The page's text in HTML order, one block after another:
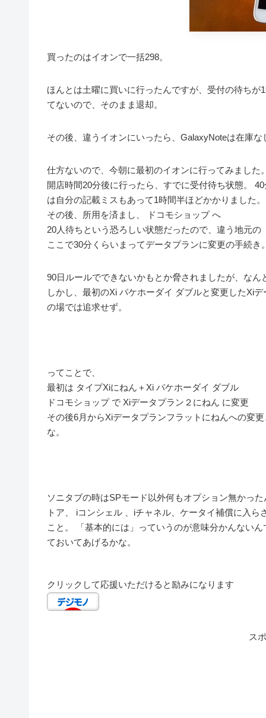
買ったのはイオンで一括298。
ほんとは土曜に買いに行ったんですが、受付の待ち
てないので、そのまま退却。
その後、違うイオンにいったら、GalaxyNoteは在庫
仕方ないので、今朝に最初のイオンに行ってみました
開店時間20分後に行ったら、すでに受付待ち状態。
は自分の記載ミスもあって1時間半ほどかかりました。
その後、所用を済まし、 ドコモショップ へ
20人待ちという恐ろしい状態だったので、違う地元の
ここで30分くらいまってデータプランに変更の手続き
90日ルールでできないかもとか脅されましたが、なん
しかし、最初のXi パケホーダイ ダブルと変更したXi
の場では追求せず。
ってことで、
最初は タイプXiにねん＋Xi パケホーダイ ダブル
ドコモショップ で Xiデータプラン２にねん に変更
その後6月からXiデータプランフラットにねんへの変
な。
ソニタブの時はSPモード以外何もオプション無かっ
トア、 iコンシェル 、iチャネル、ケータイ補償に入
こと。 「基本的には」っていうのが意味分かんない
ておいてあげるかな。
クリックして応援いただけると励みになります
ス